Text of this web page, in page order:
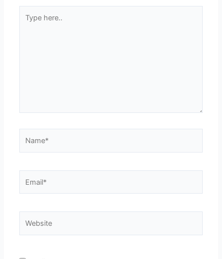
here..